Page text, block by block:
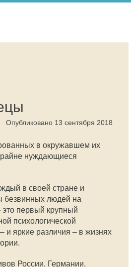
Опубликовано 13 сентября 2018
в окружавшем их
нуждающиеся
в своей стране и
безвинных людей на
первый крупный
психологической
и яркие различия – в жизнях
России, Германии,